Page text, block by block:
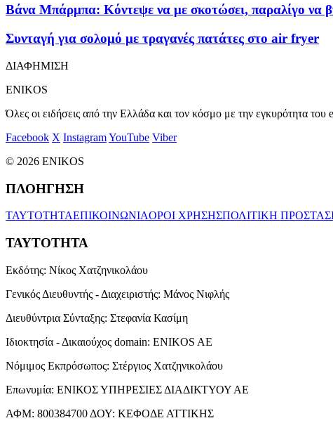
Βάνα Μπάρμπα: Κόντεψε να με σκοτώσει, παραλίγο να
Συνταγή για σολομό με τραγανές πατάτες στο air fryer
ΔΙΑΦΗΜΙΣΗ
ENIKOS
Όλες οι ειδήσεις από την Ελλάδα και τον κόσμο με την εγκυρότητα του
Facebook X InstagramYouTube Viber
© 2026 ENIKOS
ΠΛΟΗΓΗΣΗ
ΤΑΥΤΟΤΗΤΑΕΠΙΚΟΙΝΩΝΙΑΟΡΟΙ ΧΡΗΣΗΣΠΟΛΙΤΙΚΗ
ΤΑΥΤΟΤΗΤΑ
Εκδότης: Νίκος Χατζηνικολάου
Γενικός Διευθυντής - Διαχειριστής: Μάνος Νιφλής
Διευθύντρια Σύνταξης: Στεφανία Κασίμη
Ιδιοκτησία - Δικαιούχος domain: ENIKOS AE
Νόμιμος Εκπρόσωπος: Στέργιος Χατζηνικολάου
Επωνυμία: ΕΝΙΚΟΣ ΥΠΗΡΕΣΙΕΣ ΔΙΑΔΙΚΤΥΟΥ ΑΕ
ΑΦΜ: 800384700 ΔΟΥ: ΚΕΦΟΔΕ ΑΤΤΙΚΗΣ